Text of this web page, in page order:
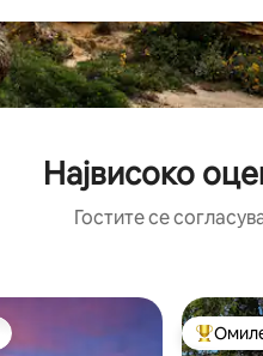
Највисоко
Гостите се
Меѓу